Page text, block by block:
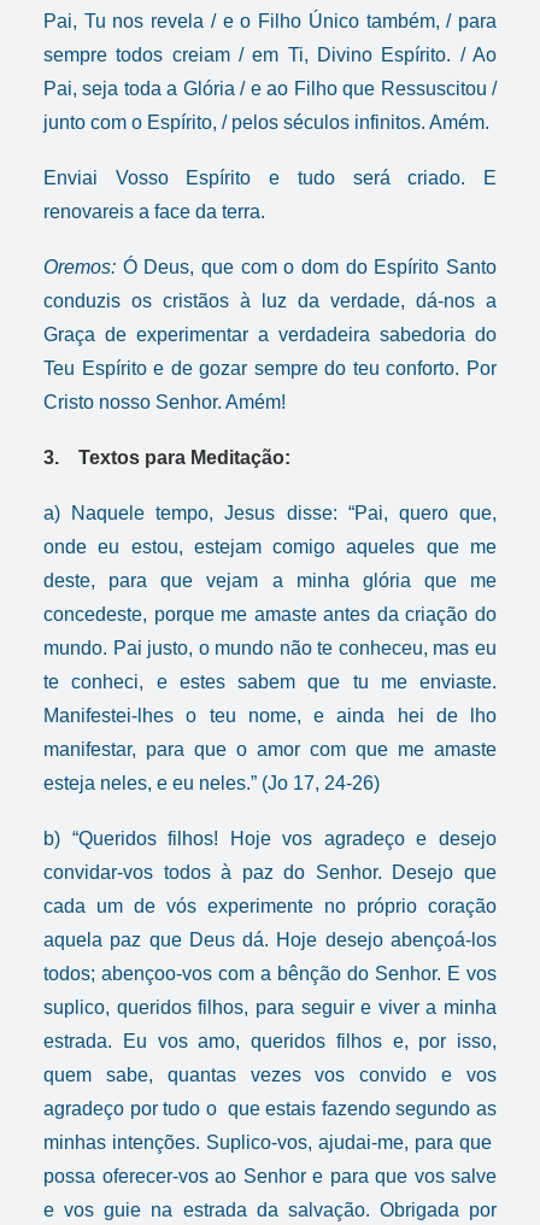
Pai, Tu nos revela / e o Filho Único também, / para
sempre todos creiam / em Ti, Divino Espírito. / Ao
Pai, seja toda a Glória / e ao Filho que Ressuscitou /
junto com o Espírito, / pelos séculos infinitos. Amém.
Enviai Vosso Espírito e tudo será criado. E
renovareis a face da terra.
Oremos: Ó Deus, que com o dom do Espírito Santo
conduzis os cristãos à luz da verdade, dá-nos a
Graça de experimentar a verdadeira sabedoria do
Teu Espírito e de gozar sempre do teu conforto. Por
Cristo nosso Senhor. Amém!
3. Textos para Meditação:
a) Naquele tempo, Jesus disse: “Pai, quero que,
onde eu estou, estejam comigo aqueles que me
deste, para que vejam a minha glória que me
concedeste, porque me amaste antes da criação do
mundo. Pai justo, o mundo não te conheceu, mas eu
te conheci, e estes sabem que tu me enviaste.
Manifestei-lhes o teu nome, e ainda hei de lho
manifestar, para que o amor com que me amaste
esteja neles, e eu neles.” (Jo 17, 24-26)
b) “Queridos filhos! Hoje vos agradeço e desejo
convidar-vos todos à paz do Senhor. Desejo que
cada um de vós experimente no próprio coração
aquela paz que Deus dá. Hoje desejo abençoá-los
todos; abençoo-vos com a bênção do Senhor. E vos
suplico, queridos filhos, para seguir e viver a minha
estrada. Eu vos amo, queridos filhos e, por isso,
quem sabe, quantas vezes vos convido e vos
agradeço por tudo o que estais fazendo segundo as
minhas intenções. Suplico-vos, ajudai-me, para que
possa oferecer-vos ao Senhor e para que vos salve
e vos guie na estrada da salvação. Obrigada por